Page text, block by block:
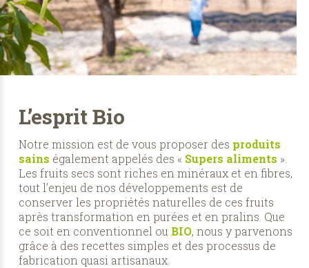
L’esprit Bio
Notre mission est de vous proposer des produits
sains également appelés des « Supers aliments ».
Les fruits secs sont riches en minéraux et en fibres,
tout l’enjeu de nos développements est de
conserver les propriétés naturelles de ces fruits
après transformation en purées et en pralins. Que
ce soit en conventionnel ou BIO, nous y parvenons
grâce à des recettes simples et des processus de
fabrication quasi artisanaux.